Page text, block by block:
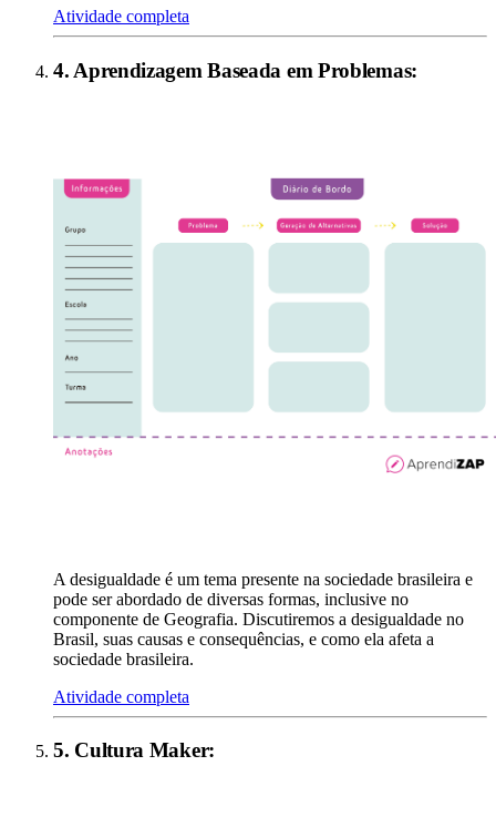
Atividade completa
4. Aprendizagem Baseada em Problemas:
A desigualdade é um tema presente na sociedade brasileira e
pode ser abordado de diversas formas, inclusive no
componente de Geografia. Discutiremos a desigualdade no
Brasil, suas causas e consequências, e como ela afeta a
sociedade brasileira.
Atividade completa
5. Cultura Maker: